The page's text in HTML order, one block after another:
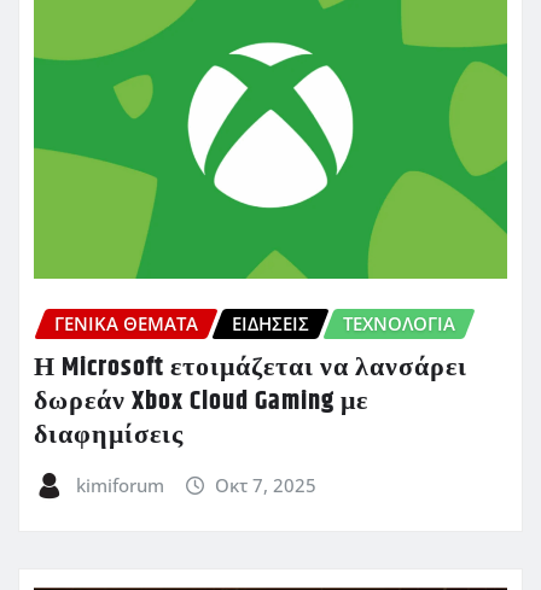
ΓΕΝΙΚΑ ΘΕΜΑΤΑ ΕΙΔΗΣΕΙΣ ΤΕΧΝΟΛΟΓΙΑ
Η Microsoft ετοιμάζεται να λανσάρει
δωρεάν Xbox Cloud Gaming με
διαφημίσεις
kimiforum Οκτ 7, 2025